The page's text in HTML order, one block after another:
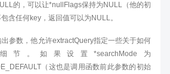
的，可以让*nullFlags保持为NULL（他的初
含任何key，返回值可以为NULL。
参数，他允许extractQuery指定一些关于如何
。如果设置*searchMode为
（这也是调用函数前此参数的初始